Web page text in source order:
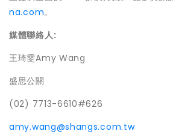
na.com。
媒體聯絡人:
王琦雯Amy Wang
盛思公關
(02) 7713-6610#626
amy.wang@shangs.com.tw